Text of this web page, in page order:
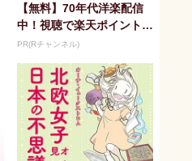
【無料】70年代洋楽配信
中！視聴で楽天ポイント貯
まる
PR(Rチャンネル)